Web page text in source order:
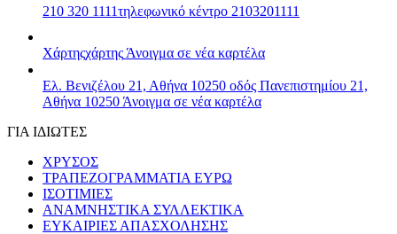
210 320 1111τηλεφωνικό κέντρο 2103201111
Χάρτηςχάρτης Άνοιγμα σε νέα καρτέλα
Ελ. Βενιζέλου 21, Αθήνα 10250 οδός Πανεπιστημίου 21,
Αθήνα 10250 Άνοιγμα σε νέα καρτέλα
ΓΙΑ ΙΔΙΩΤΕΣ
ΧΡΥΣΟΣ
ΤΡΑΠΕΖΟΓΡΑΜΜΑΤΙΑ ΕΥΡΩ
ΙΣΟΤΙΜΙΕΣ
ΑΝΑΜΝΗΣΤΙΚΑ ΣΥΛΛΕΚΤΙΚΑ
ΕΥΚΑΙΡΙΕΣ ΑΠΑΣΧΟΛΗΣΗΣ